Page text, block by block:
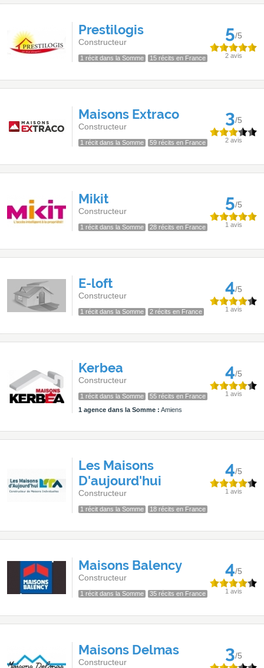
Prestilogis
Constructeur
1 récit dans la Somme 15 récits en France
5/5
2 avis
Maisons Extraco
Constructeur
1 récit dans la Somme 59 récits en France
3/5
2 avis
Mikit
Constructeur
1 récit dans la Somme 28 récits en France
5/5
1 avis
E-loft
Constructeur
1 récit dans la Somme 2 récits en France
4/5
1 avis
Kerbea
Constructeur
1 récit dans la Somme
55 récits en France
1 agence dans la Somme : Amiens
4/5
1 avis
Les Maisons
D'aujourd'hui
Constructeur
1 récit dans la Somme 18 récits en France
4/5
1 avis
Maisons Balency
Constructeur
1 récit dans la Somme 35 récits en France
4/5
1 avis
Maisons Delmas
Constructeur 3/5